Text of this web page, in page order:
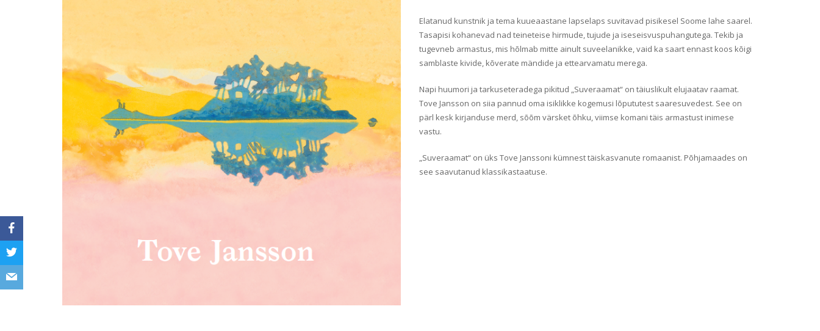
Elatanud kunstnik ja tema kuueaastane lapselaps suvitavad pisikesel Soome lahe saarel.
Tasapisi kohanevad nad teineteise hirmude, tujude ja iseseisvuspuhangutega. Tekib ja
tugevneb armastus, mis hõlmab mitte ainult suveelanikke, vaid ka saart ennast koos kõigi
samblaste kivide, kõverate mändide ja ettearvamatu merega.
Napi huumori ja tarkuseteradega pikitud „Suveraamat“ on täiuslikult elujaatav raamat.
Tove Jansson on siia pannud oma isiklikke kogemusi lõpututest saaresuvedest. See on
pärl kesk kirjanduse merd, sõõm värsket õhku, viimse komani täis armastust inimese
vastu.
„Suveraamat“ on üks Tove Janssoni kümnest täiskasvanute romaanist. Põhjamaades on
see saavutanud klassikastaatuse.